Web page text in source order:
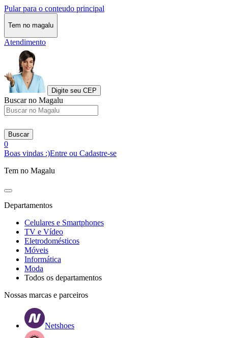
Pular para o conteudo principal
Tem no magalu
Atendimento
Digite seu CEP
Buscar no Magalu
Buscar
0
Boas vindas :)Entre ou Cadastre-se
Tem no Magalu
Departamentos
Celulares e Smartphones
TV e Vídeo
Eletrodomésticos
Móveis
Informática
Moda
Todos os departamentos
Nossas marcas e parceiros
Netshoes